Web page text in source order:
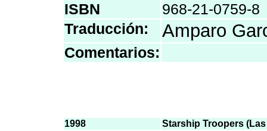
ISBN
968-21-0759-8
Traducción:
Amparo
Comentarios:
1998 Starship Troopers